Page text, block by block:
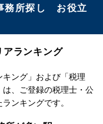
務所探し お役立
アランキング
キング」および「税理
、ご登録の税理士・公
ンキングです。